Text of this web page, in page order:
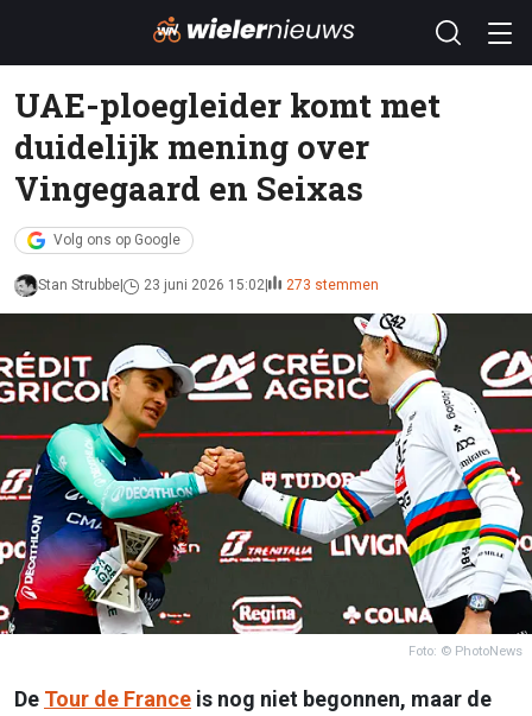
UAE-ploegleider komt met
duidelijk mening over
Vingegaard en Seixas
Volg ons op Google
Stan Strubbe 23 juni 2026 15:02 273 stemmen
Foto: © PhotoNews
De Tour de France is nog niet begonnen, maar de